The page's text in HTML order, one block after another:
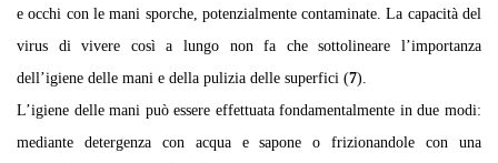
e occhi con le mani sporche, potenzialmente contaminate. La capacità del
virus di vivere così a lungo non fa che sottolineare l’importanza
dell’igiene delle mani e della pulizia delle superfici (7).
L’igiene delle mani può essere effettuata fondamentalmente in due modi:
mediante detergenza con acqua e sapone o frizionandole con una